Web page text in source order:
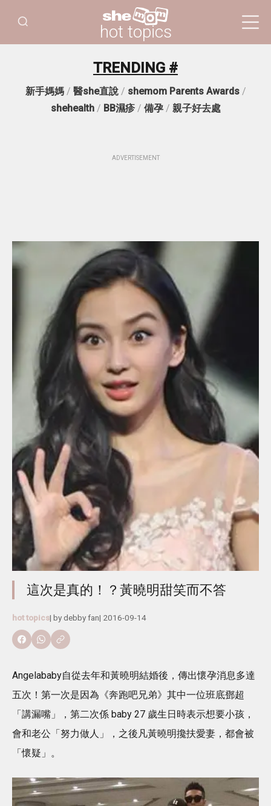
hot topics
TRENDING #
新手媽媽/ 醫she直說/ shemom Parents Awards/
shehealth/ BB濕疹/ 備孕/ 親子好去處
ADVERTISEMENT
這次是真的！？黃曉明甜笑而不答
hot topics| bydebby fan| 2016-09-14
Angelababy自從去年和黃曉明結婚後，傳出懷孕消息多達
五次！第一次是因為《奔跑吧兄弟》其中一位班底鄧超
「講漏嘴」，第二次係 baby 27 歲生日時表示想要小孩，
會和老公「努力做人」，之後凡黃曉明攙扶愛妻，都會被
「懷疑」。